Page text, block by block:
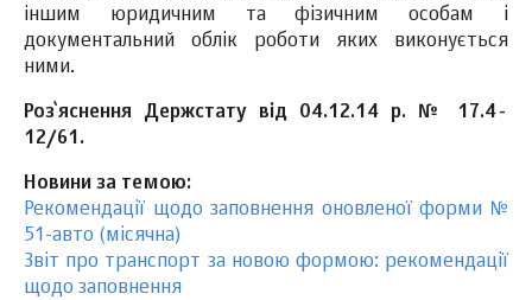
іншим юридичним та фізичним особам і
документальний облік роботи яких виконується
ними.
Роз`яснення Держстату від 04.12.14 р. № 17.4-
12/61.
Новини за темою:
Рекомендації щодо заповнення оновленої форми №
51-авто (місячна)
Звіт про транспорт за новою формою: рекомендації
щодо заповнення